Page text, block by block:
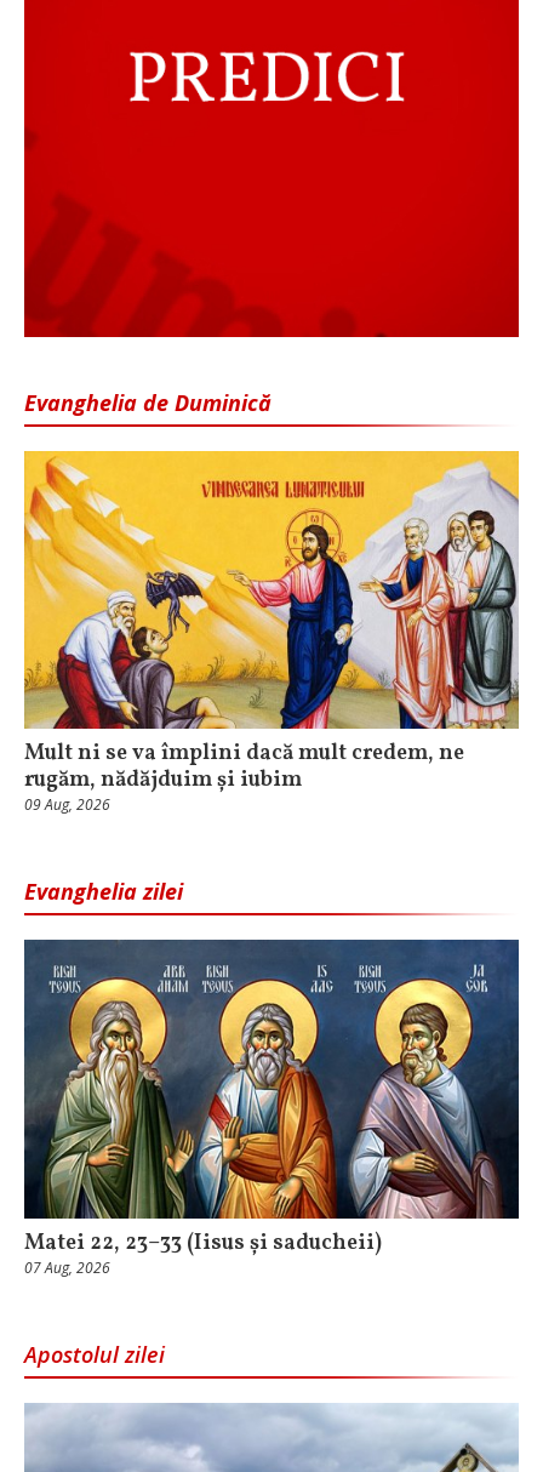
Evanghelia de Duminică
Mult ni se va împlini dacă mult credem, ne
rugăm, nădăjduim și iubim
09 Aug, 2026
Evanghelia zilei
Matei 22, 23–33 (Iisus și saducheii)
07 Aug, 2026
Apostolul zilei